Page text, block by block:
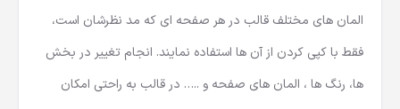
المان های مختلف قالب در هر صفحه ای که مد نظرشان است،
فقط با کپی کردن از آن ها استفاده نمایند. انجام تغییر در بخش
ها، رنگ ها ، المان های صفحه و ..… در قالب به راحتی امکان